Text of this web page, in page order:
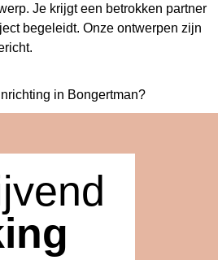
Je krijgt een betrokken partner
begeleidt. Onze ontwerpen zijn
in Bongertman?